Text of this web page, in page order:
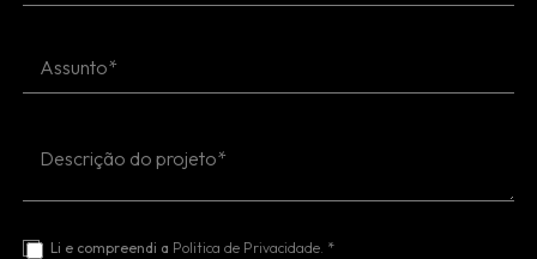
Li e compreendi a Politica de Privacidade. *